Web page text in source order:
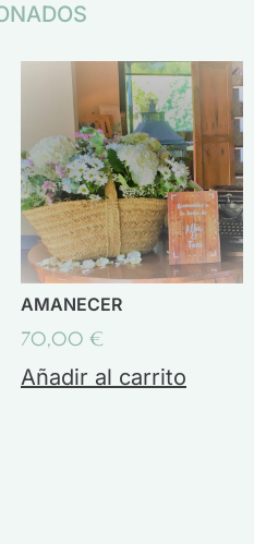
AMANECER
70,00 €
Añadir al carrito